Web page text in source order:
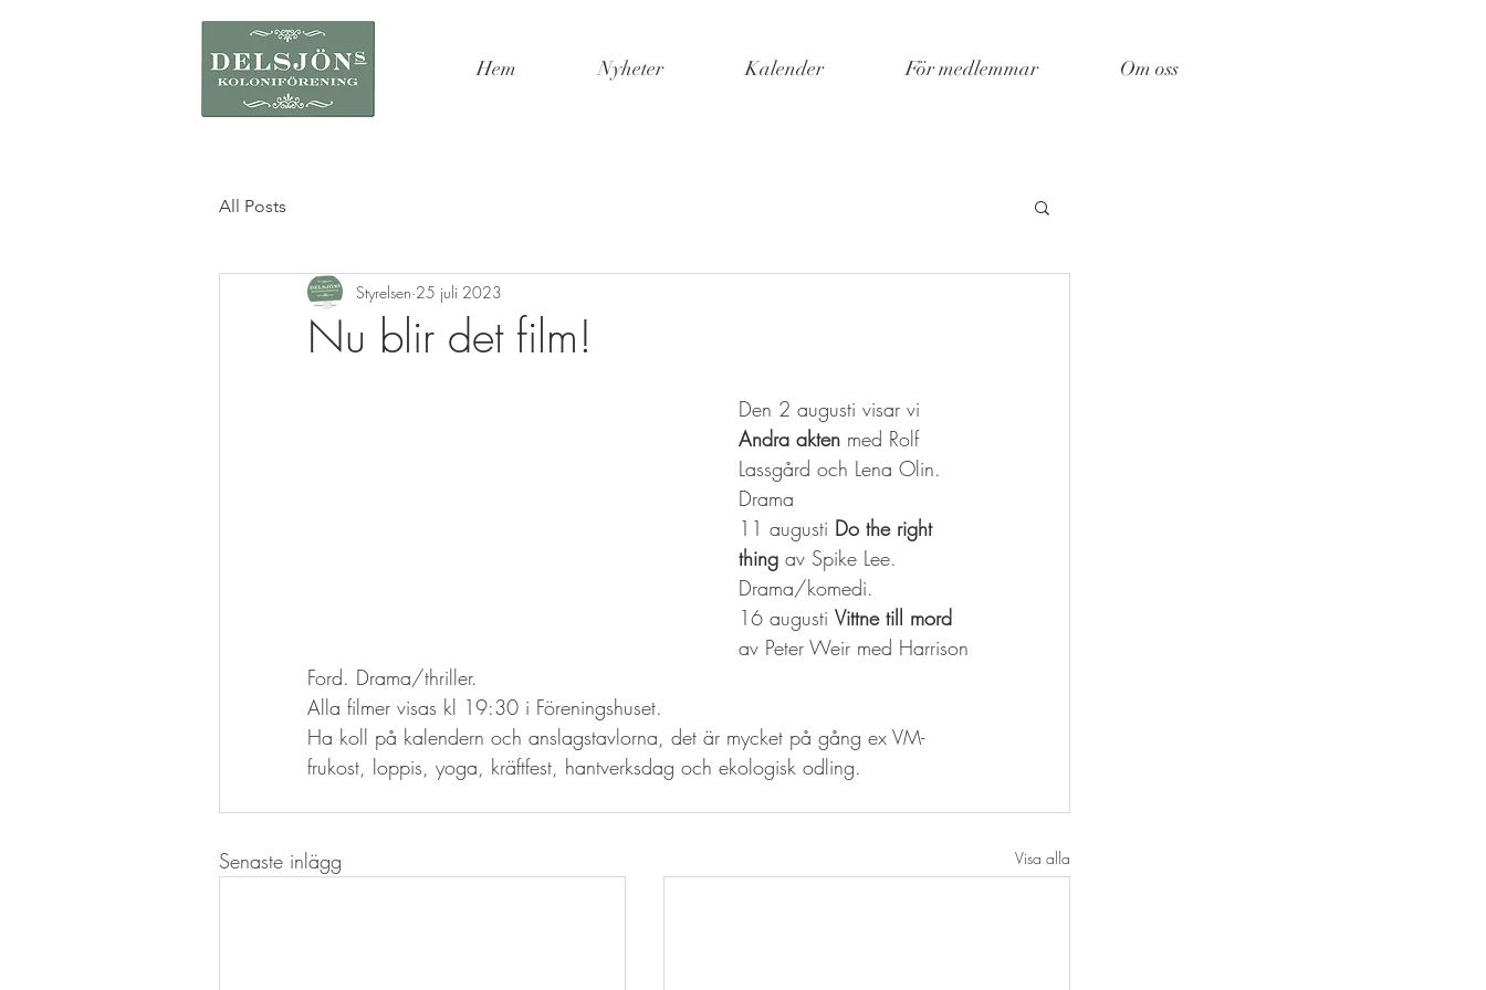
Hem Nyheter Kalender För medlemmar Om oss
All Posts
Nu blir det film!
Styrelsen 25 juli 2023
Den 2 augusti visar vi
Andra akten med Rolf
Lassgård och Lena Olin.
Drama
11 augusti Do the right
thing av Spike Lee.
Drama/komedi.
16 augusti Vittne till mord
av Peter Weir med Harrison
Ford. Drama/thriller.
Alla filmer visas kl 19:30 i Föreningshuset.
Ha koll på kalendern och anslagstavlorna, det är mycket på gång ex VM-
frukost, loppis, yoga, kräftfest, hantverksdag och ekologisk odling.
Senaste inlägg Visa alla